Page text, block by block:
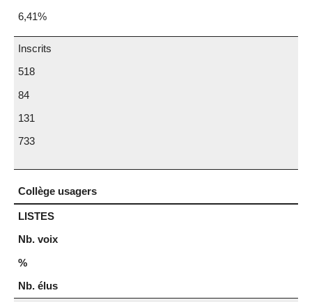
6,41%
Inscrits
518
84
131
733
Collège usagers
LISTES
Nb. voix
%
Nb. élus